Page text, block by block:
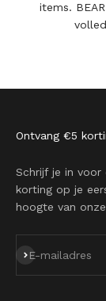
items.
Ontvang €5
Schrijf je in
korting op je
hoogte van
E-mailadres
Abonneren